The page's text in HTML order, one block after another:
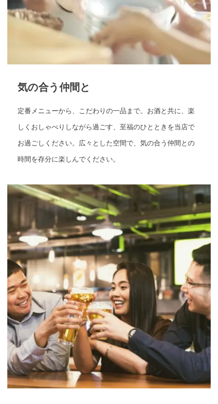
気の合う仲間と
定番メニューから、こだわりの一品まで。お酒と共に、楽
しくおしゃべりしながら過ごす、至福のひとときを当店で
お過ごしください。広々とした空間で、気の合う仲間との
時間を存分に楽しんでください。